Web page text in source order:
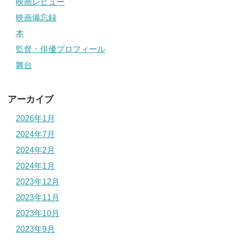
映画レビュー
映画備忘録
本
監督・俳優プロフィール
舞台
アーカイブ
2026年1月
2024年7月
2024年2月
2024年1月
2023年12月
2023年11月
2023年10月
2023年9月